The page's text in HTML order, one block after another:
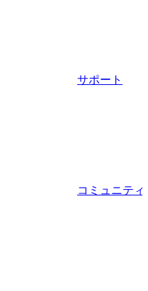
サポート
コミュニティ